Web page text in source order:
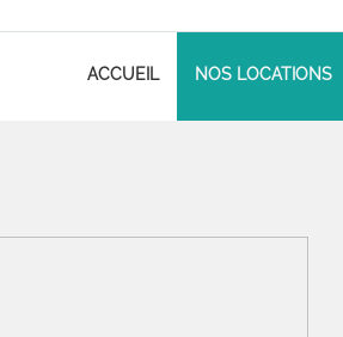
ACCUEIL NOS LOCATIONS